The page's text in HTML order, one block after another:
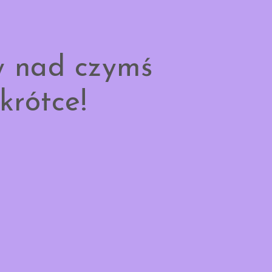
nad czymś